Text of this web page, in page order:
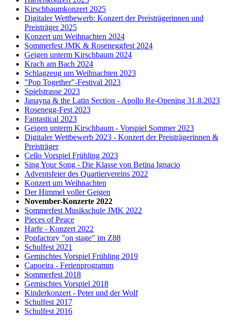
Kirschbaumkonzert 2025
Digitaler Wettbewerb: Konzert der Preisträgerinnen und
Preisträger 2025
Konzert um Weihnachten 2024
Sommerfest JMK & Roseneggfest 2024
Geigen unterm Kirschbaum 2024
Krach am Bach 2024
Schlagzeug um Weihnachten 2023
"Pop Together"-Festival 2023
Spielstrasse 2023
Janayna & the Latin Section - Apollo Re-Opening 31.8.2023
Rosenegg-Fest 2023
Fantastical 2023
Geigen unterm Kirschbaum - Vorspiel Sommer 2023
Digitaler Wettbewerb 2023 - Konzert der Preisträgerinnen &
Preisträger
Cello Vorspiel Frühling 2023
Sing Your Song - Die Klasse von Betina Ignacio
Adventsfeier des Quartiervereins 2022
Konzert um Weihnachten
Der Himmel voller Geigen
November-Konzerte 2022
Sommerfest Musikschule JMK 2022
Pieces of Peace
Harfe - Konzert 2022
Popfactory "on stage" im Z88
Schulfest 2021
Gemischtes Vorspiel Frühling 2019
Capoeira - Ferienprogramm
Sommerfest 2018
Gemischtes Vorspiel 2018
Kinderkonzert - Peter und der Wolf
Schulfest 2017
Schulfest 2016